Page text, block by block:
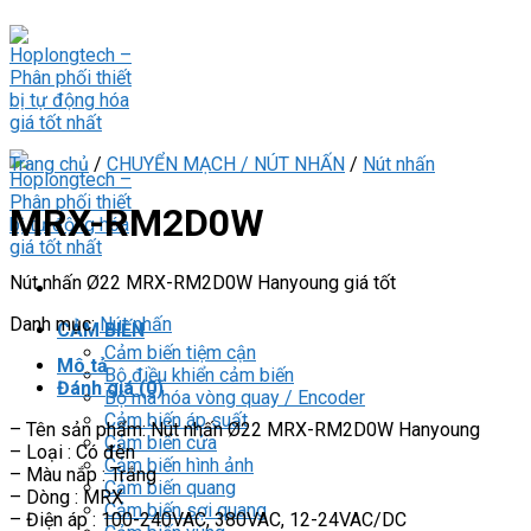
Skip
to
content
CẢM BIẾN
Cảm biến tiệm cận
Bộ điều khiển cảm biến
Bộ mã hóa vòng quay / Encoder
Cảm biến áp suất
Cảm biến cửa
Cảm biến hình ảnh
Cảm biến quang
Cảm biến sợi quang
Trang chủ / CHUYỂN MẠCH / NÚT NHẤN / Nút nhấn
MRX-RM2D0W
Nút nhấn Ø22 MRX-RM2D0W Hanyoung giá tốt
Danh mục:Nút nhấn
Mô tả
Đánh giá (0)
– Tên sản phẩm: Nút nhấn Ø22 MRX-RM2D0W Hanyoung
– Loại : Có đèn
– Màu nắp : Trắng
– Dòng : MRX
– Điện áp : 100-240VAC, 380VAC, 12-24VAC/DC